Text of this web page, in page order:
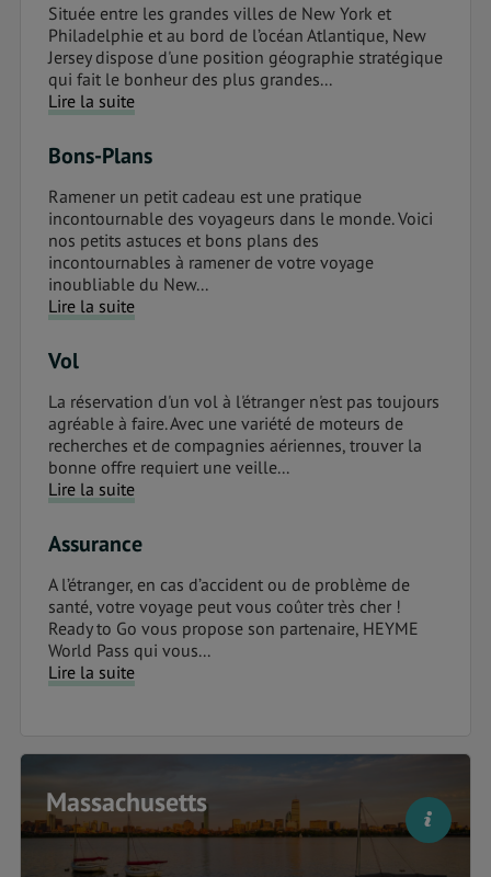
Située entre les grandes villes de New York et
Philadelphie et au bord de l’océan Atlantique, New
Jersey dispose d'une position géographie stratégique
qui fait le bonheur des plus grandes...
Lire la suite
Bons-Plans
Ramener un petit cadeau est une pratique
incontournable des voyageurs dans le monde. Voici
nos petits astuces et bons plans des
incontournables à ramener de votre voyage
inoubliable du New...
Lire la suite
Vol
La réservation d'un vol à l'étranger n'est pas toujours
agréable à faire. Avec une variété de moteurs de
recherches et de compagnies aériennes, trouver la
bonne offre requiert une veille...
Lire la suite
Assurance
A l’étranger, en cas d’accident ou de problème de
santé, votre voyage peut vous coûter très cher !
Ready to Go vous propose son partenaire, HEYME
World Pass qui vous...
Lire la suite
Massachusetts